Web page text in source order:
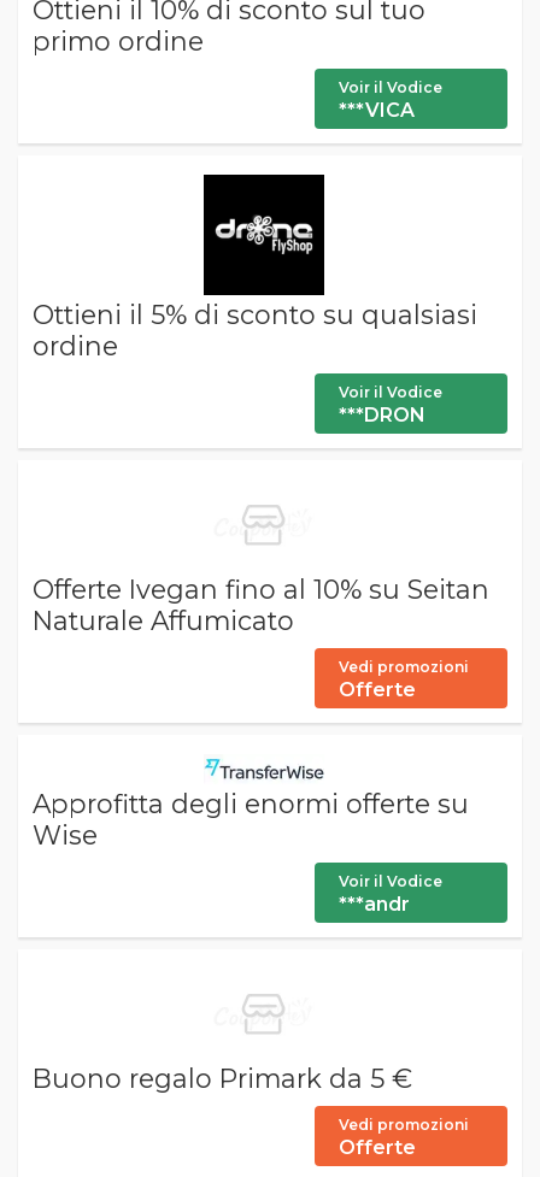
Ottieni il 10% di sconto sul tuo
primo ordine
Voir il Vodice
***VICA
Ottieni il 5% di sconto su qualsiasi
ordine
Voir il Vodice
***DRON
Offerte Ivegan fino al 10% su Seitan
Naturale Affumicato
Vedi promozioni
Offerte
Approfitta degli enormi offerte su
Wise
Voir il Vodice
***andr
Buono regalo Primark da 5 €
Vedi promozioni
Offerte